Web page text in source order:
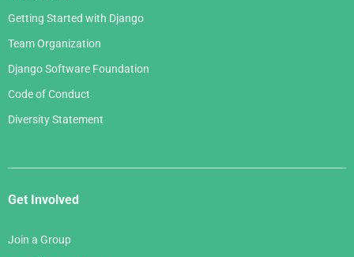
Getting Started with Django
Team Organization
Django Software Foundation
Code of Conduct
Diversity Statement
Get Involved
Join a Group